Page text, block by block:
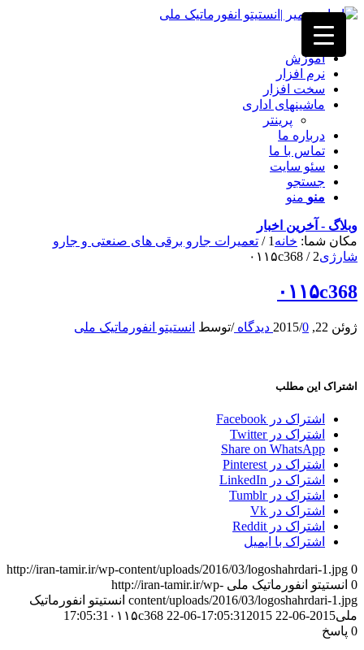
خانه
آموزش
نرم افزار
سخت افزار
ماشینهای اداری
پرینتر
درباره ما
تماس با ما
سئو سایت
جستجو
منو منو
وبلاگ - آخرین اخبار
مکان شما: خانه 1
/ تعمیرات جارو برقی های صنعتی و جارو
شارژی2
/ ۰۱۱۵c368
۰۱۱۵c368
ژوئن 22, 2015 /0 دیدگاه /توسط انستیتو انفورماتیک ملی
اشتراک این مطلب
اشتراک در Facebook
اشتراک در Twitter
Share on WhatsApp
اشتراک در Pinterest
اشتراک در LinkedIn
اشتراک در Tumblr
اشتراک در Vk
اشتراک در Reddit
اشتراک با ایمیل
http://iran-tamir.ir/wp-content/uploads/2016/03/logoshahrdari-1.jpg 0
0 انستیتو انفورماتیک ملی http://iran-tamir.ir/wp-
content/uploads/2016/03/logoshahrdari-1.jpg انستیتو انفورماتیک
ملی2015-06-22 17:05:31
2015-06-22 17:05:31
۰۱۱۵c368
0 پاسخ